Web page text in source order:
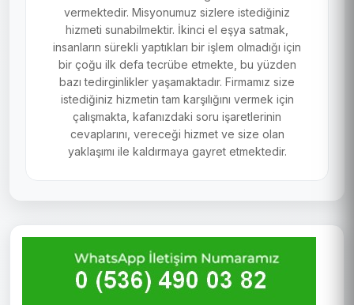
vermektedir. Misyonumuz sizlere istediğiniz
hizmeti sunabilmektir. İkinci el eşya satmak,
insanların sürekli yaptıkları bir işlem olmadığı için
bir çoğu ilk defa tecrübe etmekte, bu yüzden
bazı tedirginlikler yaşamaktadır. Firmamız size
istediğiniz hizmetin tam karşılığını vermek için
çalışmakta, kafanızdaki soru işaretlerinin
cevaplarını, vereceği hizmet ve size olan
yaklaşımı ile kaldırmaya gayret etmektedir.